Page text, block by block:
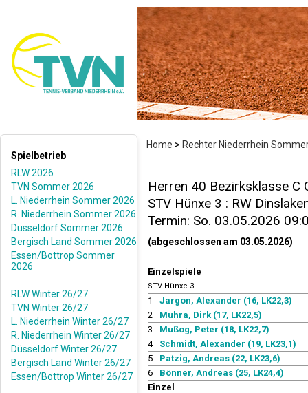
Home > Rechter Niederrhein
Spielbetrieb
RLW 2026
TVN Sommer 2026
L. Niederrhein Sommer 2026
R. Niederrhein Sommer 2026
Düsseldorf Sommer 2026
Bergisch Land Sommer 2026
Essen/Bottrop Sommer
2026
RLW Winter 26/27
TVN Winter 26/27
L. Niederrhein Winter 26/27
R. Niederrhein Winter 26/27
Düsseldorf Winter 26/27
Bergisch Land Winter 26/27
Essen/Bottrop Winter 26/27
Herren 40 Bezirksklasse C
STV Hünxe 3 : RW
Termin: So. 03.05.2026
(abgeschlossen am 03.05.2026)
Einzelspiele
STV Hünxe 3
1
Jargon, Alexander (16, LK22,3)
2
Muhra, Dirk (17, LK22,5)
3
Mußog, Peter (18, LK22,7)
4
Schmidt, Alexander (19, LK23,1)
5
Patzig, Andreas (22, LK23,6)
6
Bönner, Andreas (25, LK24,4)
Einzel